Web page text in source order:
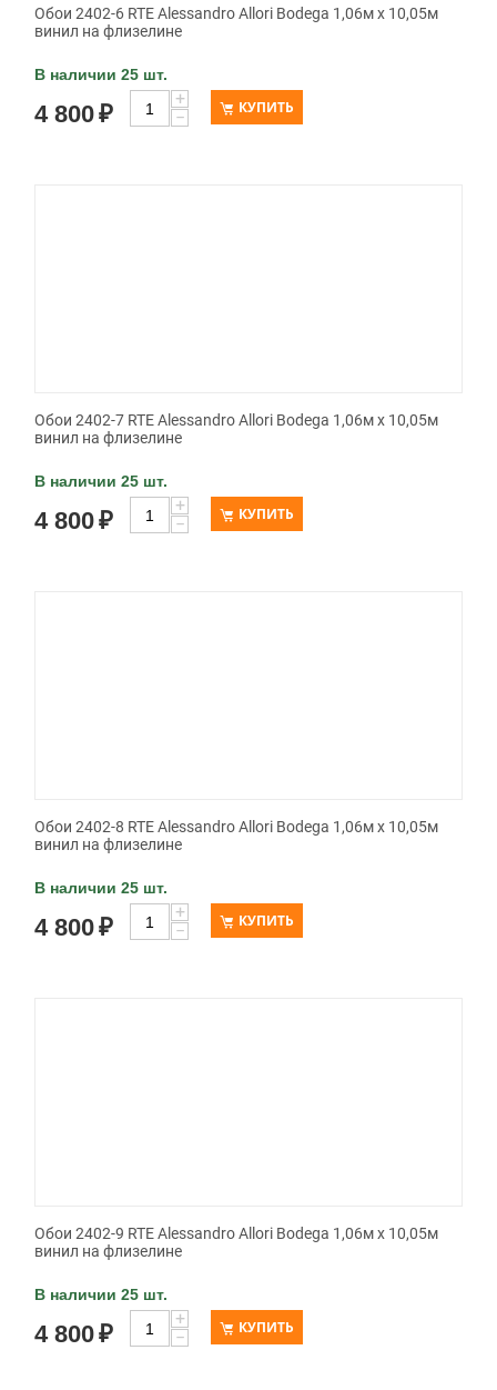
Обои 2402-6 RTE Alessandro Allori Bodega 1,06м х 10,05м
винил на флизелине
В наличии 25 шт.
4 800₽
+
−
КУПИТЬ
Обои 2402-7 RTE Alessandro Allori Bodega 1,06м х 10,05м
винил на флизелине
В наличии 25 шт.
4 800₽
+
−
КУПИТЬ
Обои 2402-8 RTE Alessandro Allori Bodega 1,06м х 10,05м
винил на флизелине
В наличии 25 шт.
4 800₽
+
−
КУПИТЬ
Обои 2402-9 RTE Alessandro Allori Bodega 1,06м х 10,05м
винил на флизелине
В наличии 25 шт.
4 800₽
+
−
КУПИТЬ